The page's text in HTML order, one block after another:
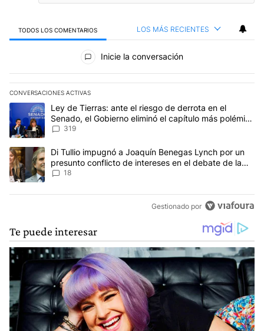
TODOS LOS COMENTARIOS LOS MÁS RECIENTES
Todos los comentarios
Inicie la conversación
CONVERSACIONES ACTIVAS
Este listado muestra los artículos con más comentarios en los
Un artículo de tendencia con el título "Ley de Tierras: ante el
Ley de Tierras: ante el riesgo de derrota en el
Senado, el Gobierno eliminó el capítulo más polémico
del proyecto
319
Un artículo de tendencia con el título "Di Tullio impugnó a
Di Tullio impugnó a Joaquín Benegas Lynch por un
presunto conflicto de intereses en el debate de la
Ley de Tierras
18
Gestionado por